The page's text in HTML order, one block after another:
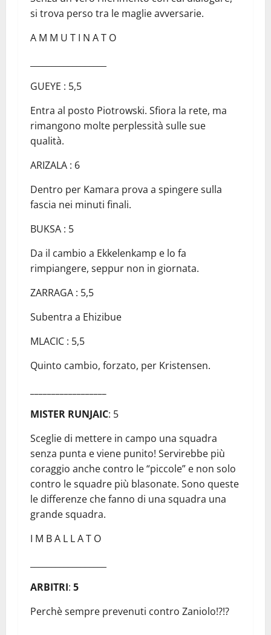
si trova perso tra le maglie avversarie.
A M M U T I N A T O
GUEYE : 5,5
Entra al posto Piotrowski. Sfiora la rete, ma
rimangono molte perplessità sulle sue
qualità.
ARIZALA : 6
Dentro per Kamara prova a spingere sulla
fascia nei minuti finali.
BUKSA : 5
Da il cambio a Ekkelenkamp e lo fa
rimpiangere, seppur non in giornata.
ZARRAGA : 5,5
Subentra a Ehizibue
MLACIC : 5,5
Quinto cambio, forzato, per Kristensen.
MISTER RUNJAIC: 5
Sceglie di mettere in campo una squadra
senza punta e viene punito! Servirebbe più
coraggio anche contro le “piccole” e non solo
contro le squadre più blasonate. Sono queste
le differenze che fanno di una squadra una
grande squadra.
I M B A L L A T O
ARBITRI: 5
Perchè sempre prevenuti contro Zaniolo!?!?